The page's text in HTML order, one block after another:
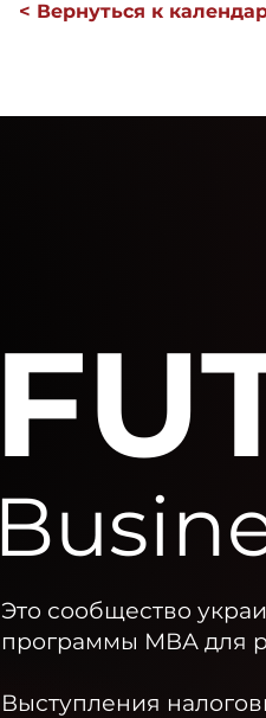
< Вернуться к
Это сообщество
программы МВА для
Выступления